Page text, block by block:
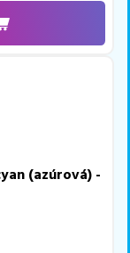
(azúrová) -